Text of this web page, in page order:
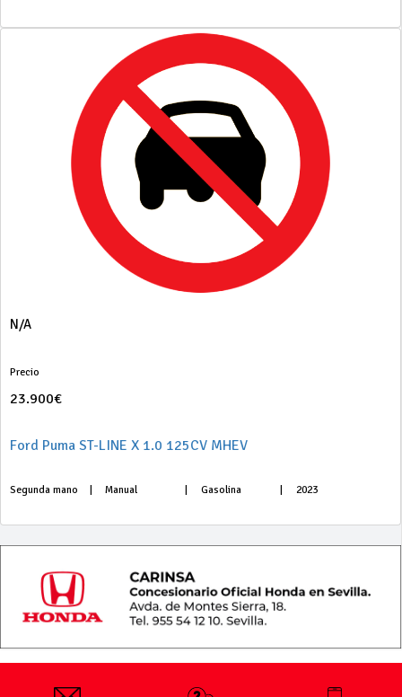
N/A
Precio
23.900€
Ford Puma ST-LINE X 1.0 125CV MHEV
Segunda mano Manual Gasolina 2023